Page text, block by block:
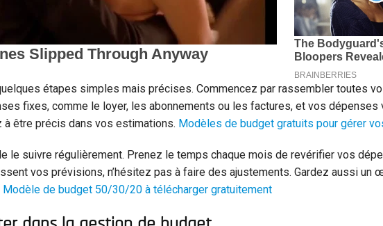
étapes simples mais précises. Commencez par rassembler toutes
fixes, comme le loyer, les abonnements ou les factures, et vos dépenses
être précis dans vos estimations. Modèles de budget gratuits pour gérer
le suivre régulièrement. Prenez le temps chaque mois de revérifier vos
vos prévisions, n’hésitez pas à faire des ajustements. Gardez aussi un
Modèle de budget 50/30/20 à télécharger gratuitement